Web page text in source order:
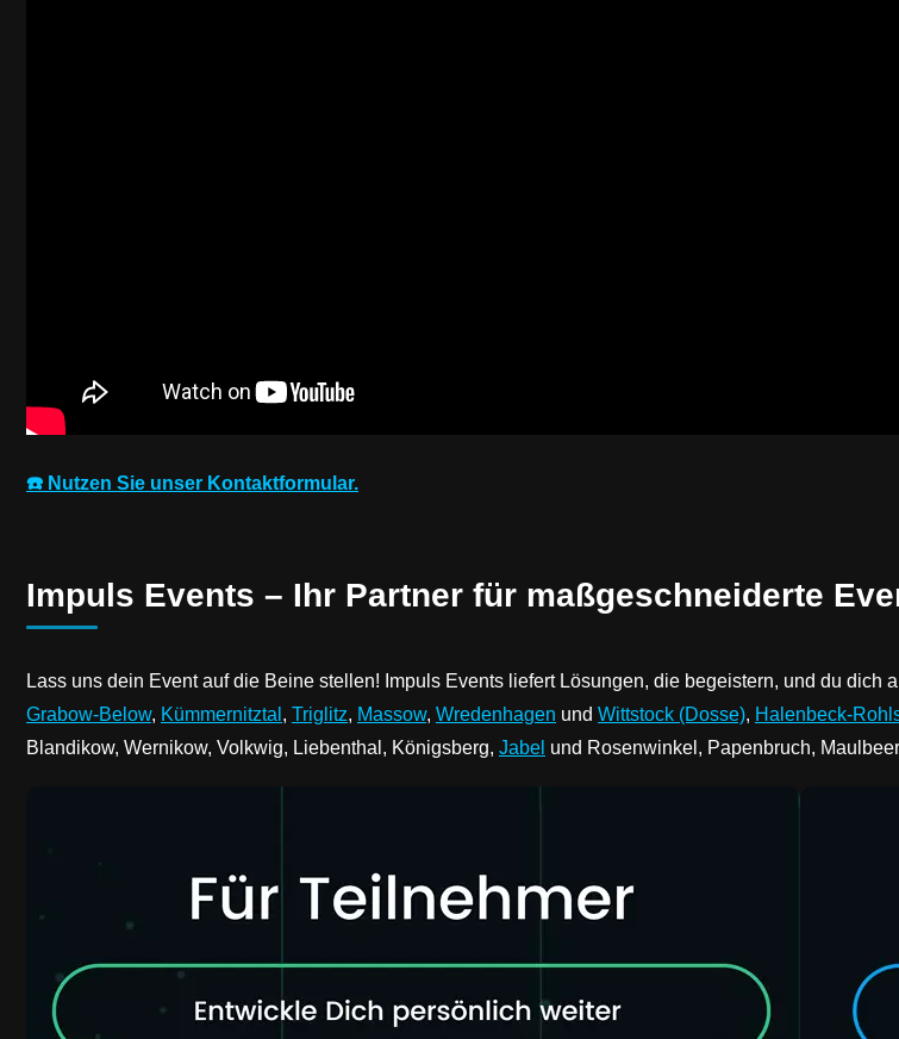
☎️ Nutzen Sie unser Kontaktformular.
Impuls Events – Ihr Partner für maßgeschneiderte
Lass uns dein Event auf die Beine stellen! Impuls Events liefert Lösungen, die begeistern, und du
Grabow-Below, Kümmernitztal , Triglitz, Massow, Wredenhagen und Wittstock (Dosse), Halenbeck-
Blandikow, Wernikow, Volkwig, Liebenthal, Königsberg, Jabel und Rosenwinkel, Papenbruch,